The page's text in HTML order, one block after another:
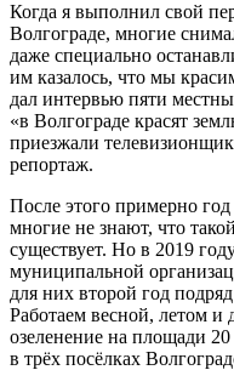
Когда я выполнил свой
Волгограде, многие
даже специально
им казалось, что мы
дал интервью пяти
«в Волгограде красят
приезжали
репортаж.
После этого примерно
многие не знают, что
существует. Но в 2019
муниципальной
для них второй год
Работаем весной, летом и
озеленение на площади
в трёх посёлках